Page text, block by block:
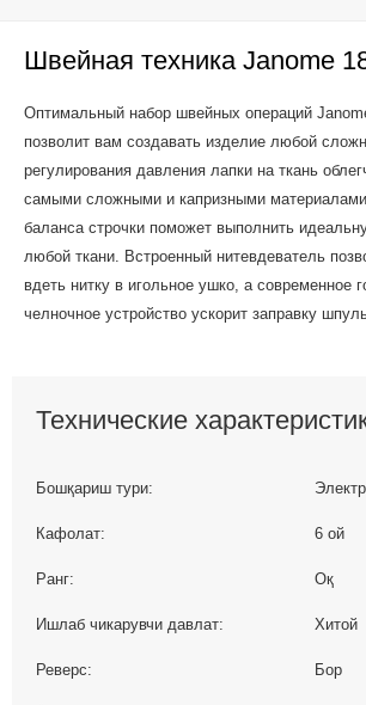
Швейная техника Janome
Оптимальный набор швейных операций
позволит вам создавать изделие любой
регулирования давления лапки на ткань
самыми сложными и капризными
баланса строчки поможет выполнить
любой ткани. Встроенный нитевдеватель
вдеть нитку в игольное ушко, а современное
челночное устройство ускорит заправку
Технические
Бошқариш тури:
Кафолат: 6 ой
Ранг: Оқ
Ишлаб чикарувчи давлат: Хитой
Реверс: Бор